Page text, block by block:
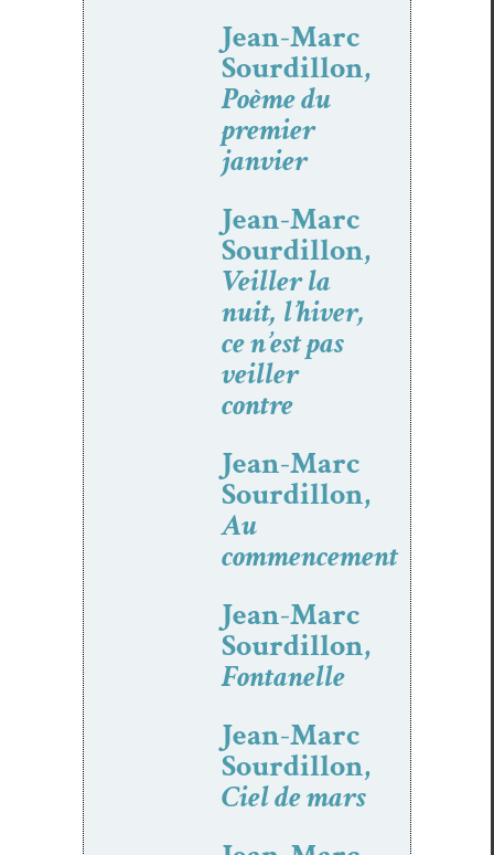
Jean-Marc
Sourdillon,
Poème du
premier
janvier
Jean-Marc
Sourdillon,
Veiller la
nuit, l’hiver,
ce n’est pas
veiller
contre
Jean-Marc
Sourdillon,
Au
commencement
Jean-Marc
Sourdillon,
Fontanelle
Jean-Marc
Sourdillon,
Ciel de mars